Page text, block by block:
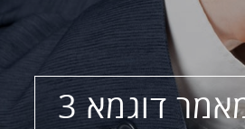
דוגמא 3